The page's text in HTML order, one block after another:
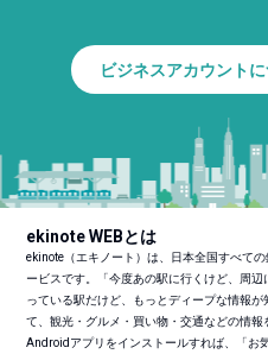
ビジネスアカウント
ekinote WEBとは
ekinote（エキノート）は、日本全国すべて
ービスです。「今度あの駅に行くけど、周
っている駅だけど、もっとディープな情報
て、観光・グルメ・買い物・交通などの情
Androidアプリをインストールすれば、「お